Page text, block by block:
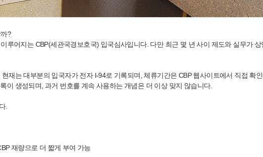
?
루어지는 CBP(세관국경보호국) 입국심사입니다. 다만 최근 몇 년 사이 제도와 실무가
재는 대부분의 입국자가 전자 I-94로 기록되며, 체류기간은 CBP 웹사이트에서 직접 확
이 생성되며, 과거 번호를 계속 사용하는 개념은 더 이상 맞지 않습니다.
.
재량으로 더 짧게 부여 가능